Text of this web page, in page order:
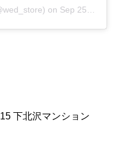
on Sep 25, 2020 at 3:12am PDT
下北沢マンション